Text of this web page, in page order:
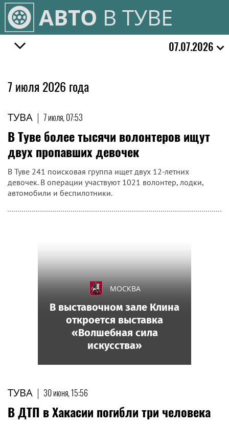
АВТО В ТУВЕ
07.07.2026
7 июля 2026 года
ТУВА | 7 июля, 07:53
В Туве более тысячи волонтеров ищут
двух пропавших девочек
В Туве 241 поисковая группа ищет двух 12-летних
девочек. В операции участвуют 1021 волонтер, лодки,
автомобили и беспилотники.
ТУВА | 30 июня, 15:56
В ДТП в Хакасии погибли три человека
МОСКВА
В выставочном зале Клина
откроется выставка
«Волшебная сила
искусства»